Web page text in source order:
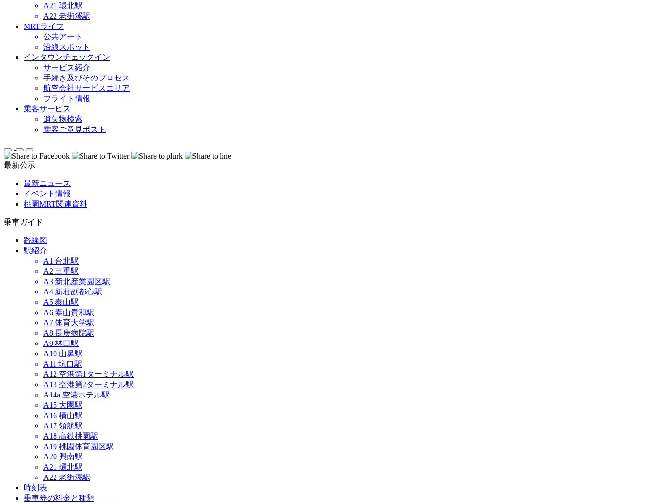
A21 環北駅
A22 老街溪駅
MRTライフ
公共アート
沿線スポット
インタウンチェックイン
サービス紹介
手続き及びそのプロセス
航空会社サービスエリア
フライト情報
乗客サービス
遺失物検索
乗客ご意見ポスト
最新公示
最新ニュース
イベント情報
桃園MRT関連資料
乗車ガイド
路線図
駅紹介
A1 台北駅
A2 三重駅
A3 新北産業園区駅
A4 新荘副都心駅
A5 泰山駅
A6 泰山貴和駅
A7 体育大学駅
A8 長庚病院駅
A9 林口駅
A10 山鼻駅
A11 坑口駅
A12 空港第1ターミナル駅
A13 空港第2ターミナル駅
A14a 空港ホテル駅
A15 大園駅
A16 橫山駅
A17 領航駅
A18 高鉄桃園駅
A19 桃園体育園区駅
A20 興南駅
A21 環北駅
A22 老街溪駅
時刻表
乗車券の料金と種類